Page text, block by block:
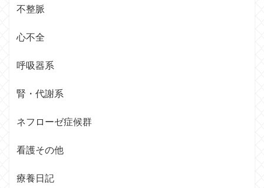
不整脈
心不全
呼吸器系
腎・代謝系
ネフローゼ症候群
看護その他
療養日記